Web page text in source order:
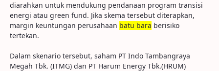
diarahkan untuk mendukung pendanaan program transisi
energi atau green fund. Jika skema tersebut diterapkan,
margin keuntungan perusahaan batu bara berisiko
tertekan.
Dalam skenario tersebut, saham PT Indo Tambangraya
Megah Tbk. (ITMG) dan PT Harum Energy Tbk.(HRUM)